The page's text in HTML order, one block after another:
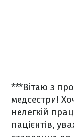
***Вітаю з
медсестри!
нелегкій
пацієнтів,